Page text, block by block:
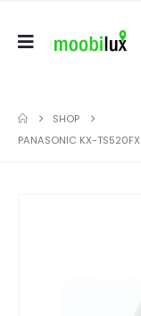
SHOP
PANASONIC KX-TS520FX